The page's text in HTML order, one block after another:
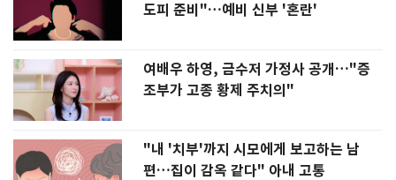
도피 준비"…예비 신부 '혼란'
여배우 하영, 금수저 가정사 공개…"증
조부가 고종 황제 주치의"
"내 '치부'까지 시모에게 보고하는 남
편…집이 감옥 같다" 아내 고통